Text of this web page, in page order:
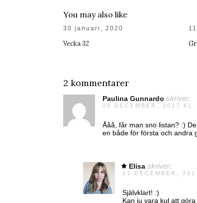
You may also like
30 januari, 2020
Vecka 32
2 kommentarer
Paulina Gunnardo skriver:
20 DECEMBER, 2017
Ååå, får man sno listan? :)
en både för första och andra
Elisa skriver:
21 DECEMBER,
Självklart! :)
Kan ju vara kul att